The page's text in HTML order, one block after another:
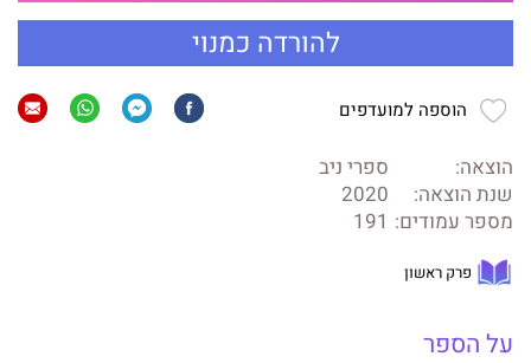
להורדה כמנוי
הוספה למועדפים
הוצאה:
ספרי ניב
שנת הוצאה:
2020
מספר עמודים: 191
פרק ראשון
על הספר